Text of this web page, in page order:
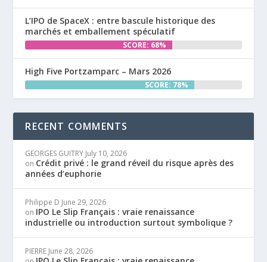
L’IPO de SpaceX : entre bascule historique des
marchés et emballement spéculatif
SCORE: 68%
High Five Portzamparc – Mars 2026
SCORE: 78%
RECENT COMMENTS
GEORGES GUITRY July 10, 2026
on Crédit privé : le grand réveil du risque après des
années d’euphorie
Philippe D June 29, 2026
on IPO Le Slip Français : vraie renaissance
industrielle ou introduction surtout symbolique ?
PIERRE June 28, 2026